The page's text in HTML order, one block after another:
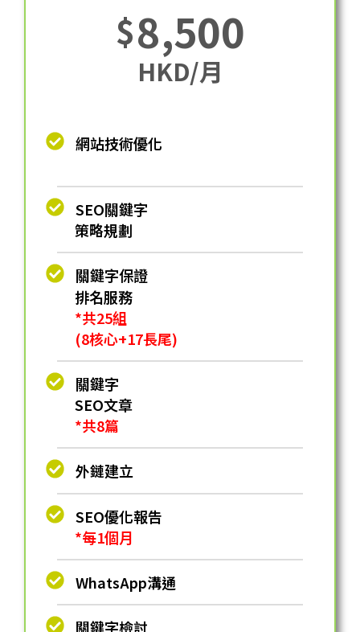
$8,500
HKD/月
網站技術優化
SEO關鍵字
策略規劃
關鍵字保證
排名服務
*共25組
(8核心+17長尾)
關鍵字
SEO⽂章
*共8篇
外鏈建立
SEO優化報告
*每1個月
WhatsApp溝通
關鍵字檢討